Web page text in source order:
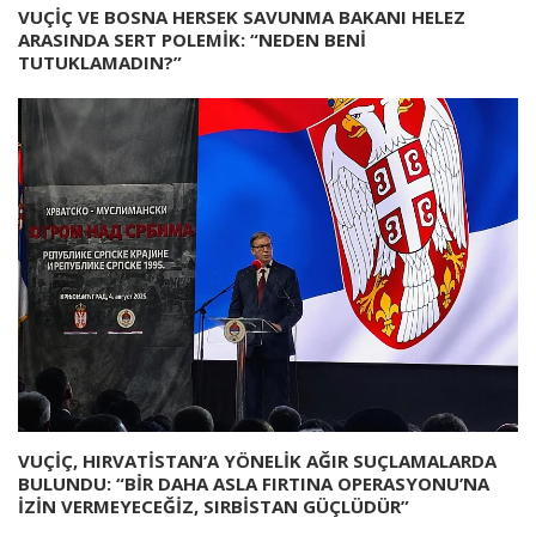
VUÇİÇ VE BOSNA HERSEK SAVUNMA BAKANI HELEZ
ARASINDA SERT POLEMİK: “NEDEN BENİ
TUTUKLAMADIN?”
VUÇİÇ, HIRVATİSTAN’A YÖNELİK AĞIR SUÇLAMALARDA
BULUNDU: “BİR DAHA ASLA FIRTINA OPERASYONU’NA
İZİN VERMEYECEĞİZ, SIRBİSTAN GÜÇLÜDÜR”